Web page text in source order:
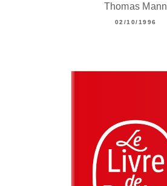
Thomas Mann
02/10/1996